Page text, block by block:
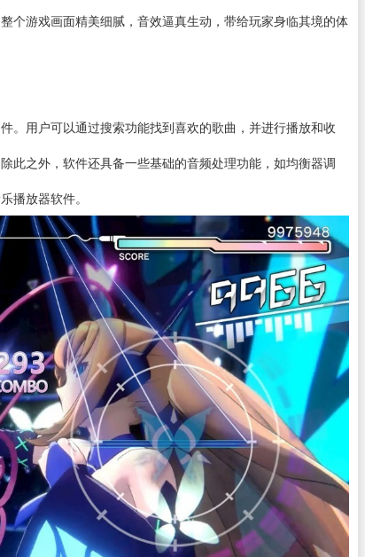
个游戏画面精美细腻，音效逼真生动，带给玩家身临其境的体
。用户可以通过搜索功能找到喜欢的歌曲，并进行播放和收
此之外，软件还具备一些基础的音频处理功能，如均衡器调
播放器软件。